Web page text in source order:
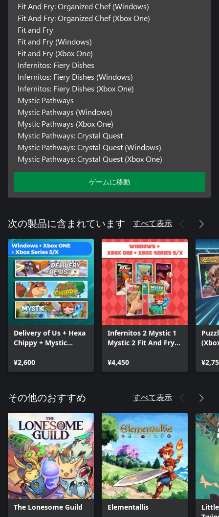
Fit And Fry: Organized Chef (Windows)
Fit And Fry: Organized Chef (Xbox One)
Fit and Fry
Fit and Fry (Windows)
Fit and Fry (Xbox One)
Infernitos: Fiery Dishes
Infernitos: Fiery Dishes (Windows)
Infernitos: Fiery Dishes (Xbox One)
Mystic Pathways
Mystic Pathways (Windows)
Mystic Pathways (Xbox One)
Mystic Pathways: Crystal Quest
Mystic Pathways: Crystal Quest (Windows)
Mystic Pathways: Crystal Quest (Xbox One)
ゲームに移動
次の製品に含まれています すべて表示
Delivery of Us + Hexa
Chippy + Mystic
¥2,600
Infernitos 2 Mystic 1
Mystic 2 Fit And Fry 1
¥4,450
その他のおすすめ すべて表示
The Lonesome Guild Elementallis